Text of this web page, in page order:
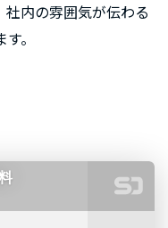
内の雰囲気が伝わる
。